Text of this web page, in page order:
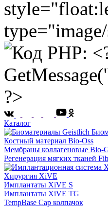
Каталог
Костный материал Bio-Oss
Мембраны коллагеновые Bio-
Регенерация мягких тканей
Хирургия XiVE
Имплантаты XiVE S
Имплантаты XiVE TG
TempBase Cap колпачок